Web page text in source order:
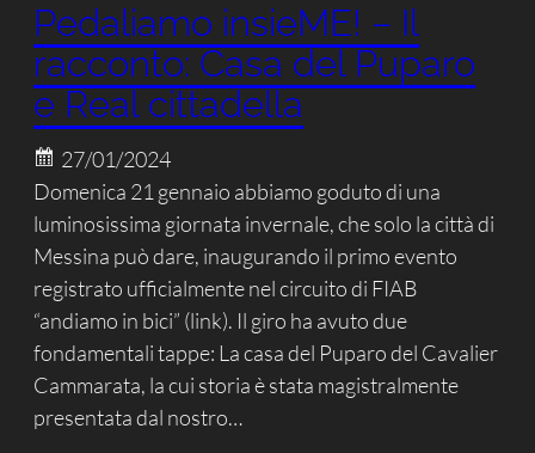
Pedaliamo insieME! – Il
racconto: Casa del Puparo
e Real cittadella
27/01/2024
Domenica 21 gennaio abbiamo goduto di una
luminosissima giornata invernale, che solo la città di
Messina può dare, inaugurando il primo evento
registrato ufficialmente nel circuito di FIAB
“andiamo in bici” (link). Il giro ha avuto due
fondamentali tappe: La casa del Puparo del Cavalier
Cammarata, la cui storia è stata magistralmente
presentata dal nostro…